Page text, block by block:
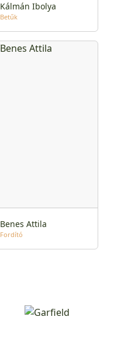
Kálmán Ibolya
Betűk
Benes Attila
Fordító